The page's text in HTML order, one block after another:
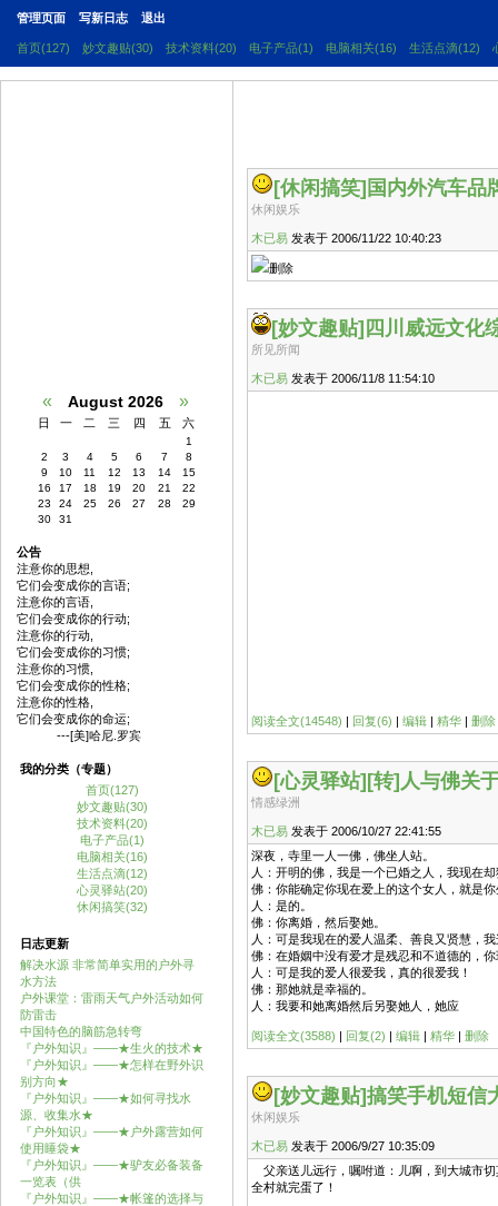
管理页面 写新日志 退出
首页(127) 妙文趣贴(30) 技术资料(20) 电子产品(1) 电脑相关(16) 生活点滴(12)
« August 2026 »
日 一 二 三 四 五 六
1
2
3 4 5 6 7
8
9
10 11 12 13 14
15
16
17 18 19 20 21
22
23
24 25 26 27 28
29
30
31
公告
注意你的思想,
它们会变成你的言语;
注意你的言语,
它们会变成你的行动;
注意你的行动,
它们会变成你的习惯;
注意你的习惯,
它们会变成你的性格;
注意你的性格,
它们会变成你的命运;
---[美]哈尼.罗宾
我的分类（专题）
首页(127)
妙文趣贴(30)
技术资料(20)
电子产品(1)
电脑相关(16)
生活点滴(12)
心灵驿站(20)
休闲搞笑(32)
日志更新
解决水源 非常简单实用的户外寻
水方法
户外课堂：雷雨天气户外活动如何
防雷击
中国特色的脑筋急转弯
『户外知识』——★生火的技术★
『户外知识』——★怎样在野外识
别方向★
『户外知识』——★如何寻找水
源、收集水★
『户外知识』——★户外露营如何
使用睡袋★
『户外知识』——★驴友必备装备
一览表（供
『户外知识』——★帐篷的选择与
[休闲搞笑] 国内外汽车品
休闲娱乐
木已易 发表于 2006/11/22 10:40:23
删除
[妙文趣贴] 四川威远文化
所见所闻
木已易 发表于 2006/11/8 11:54:10
阅读全文(14548) | 回复(6) | 编辑 | 精华 | 删除
[心灵驿站] [转]人与佛关
情感绿洲
木已易 发表于 2006/10/27 22:41:55
深夜，寺里一人一佛，佛坐人站。
人：开明的佛，我是一个已婚之人，我现在
佛：你能确定你现在爱上的这个女人，就是
人：是的。
佛：你离婚，然后娶她。
人：可是我现在的爱人温柔、善良又贤慧，
佛：在婚姻中没有爱才是残忍和不道德的，
人：可是我的爱人很爱我，真的很爱我！
佛：那她就是幸福的。
人：我要和她离婚然后另娶她人，她应
阅读全文(3588) | 回复(2) | 编辑 | 精华 | 删除
[妙文趣贴]搞笑手机短信
休闲娱乐
木已易 发表于 2006/9/27 10:35:09
父亲送儿远行，嘱咐道：儿啊，到大城市
全村就完蛋了！